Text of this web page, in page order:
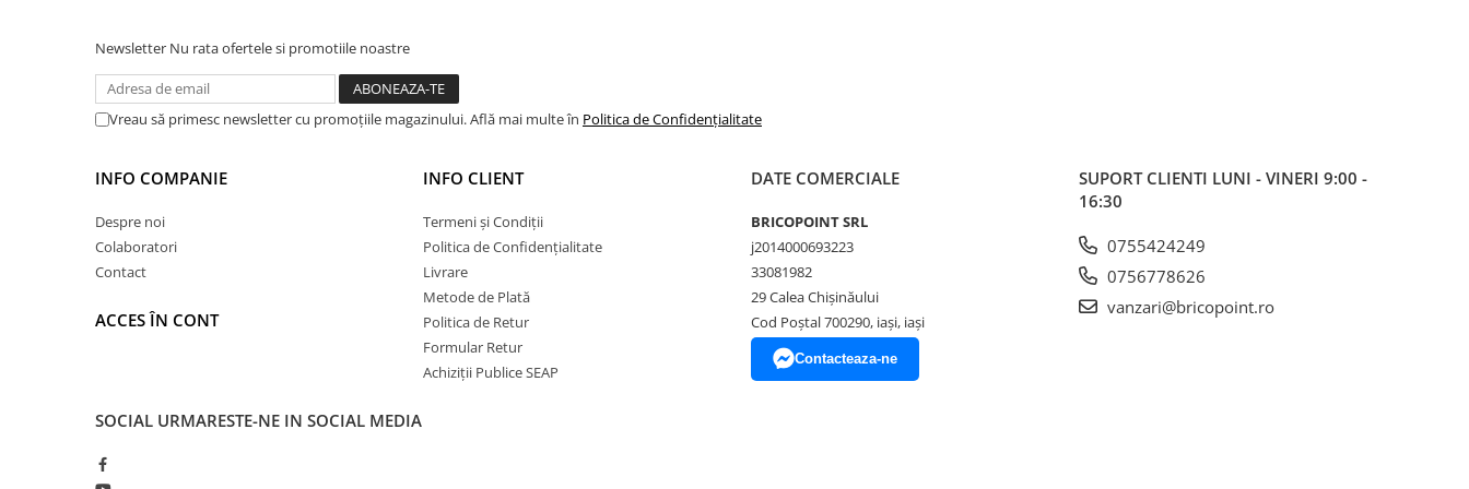
Hidroizolații Bituminoase
Hidrofobizare și Tratamente
Tencuieli și Betoane
Amorse Tencuieli
Nivelare în Strat Subțire
Rașini Reparații Fisuri Șapă
Aditivi pentru Șape
Amorse și Promotori de Aderență
Profile Tencuieli
Newsletter Nu rata ofertele si promotiile noastre
Vreau să primesc newsletter cu promoțiile magazinului. Află mai multe în Politica de Confidențialitate
INFO COMPANIE
Despre noi
Colaboratori
Contact
ACCES ÎN CONT
INFO CLIENT
Termeni și Condiții
Politica de Confidențialitate
Livrare
Metode de Plată
Politica de Retur
Formular Retur
Achiziții Publice SEAP
DATE COMERCIALE
BRICOPOINT SRL
j2014000693223
33081982
29 Calea Chișinăului
Cod Poștal 700290, iași, iași
Contacteaza-ne
SUPORT CLIENTI LUNI - VINERI 9:00 -
16:30
0755424249
0756778626
vanzari@bricopoint.ro
SOCIAL URMARESTE-NE IN SOCIAL MEDIA